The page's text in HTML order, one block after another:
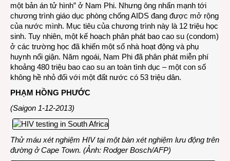
một bản án tử hình” ở Nam Phi. Nhưng ông nhấn mạnh tới
chương trình giáo dục phòng chống AIDS đang được mở rộng
của nước mình. Mục tiêu của chương trình này là 12 triệu học
sinh. Tuy nhiên, một kế hoạch phân phát bao cao su (condom)
ở các trường học đã khiến một số nhà hoạt động và phụ
huynh nổi giận. Năm ngoái, Nam Phi đã phân phát miễn phí
khoảng 480 triệu bao cao su an toàn tình dục – một con số
không hề nhỏ đối với một đất nước có 53 triệu dân.
PHẠM HỒNG PHƯỚC
(Saigon 1-12-2013)
Thử máu xét nghiệm HIV tại một bàn xét nghiệm lưu động trên
đường ở Cape Town. (Ảnh: Rodger Bosch/AFP)